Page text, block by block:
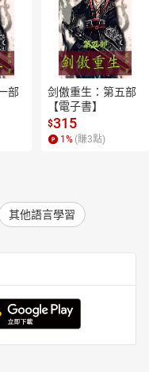
Vinci's The Last Supper
in “The Timeless
you ever gotten your left
of Left and Right”
These are just a few of
this month's issue of
拿出你的保暖衣物
聖誕醜毛衣。在《越醜
》介紹一個不錯的選
的人。說到晚餐，關於
最後的晚餐》。在
驗嗎？《左右不分好困
了這些主題之外，還有
》等著你去挖掘。 Enjoy
Bethany 怪獸與貝瑟妮
部
剑傲重生：第五部
【電子書】
$315
1 % (賺3點)
其他語言學習